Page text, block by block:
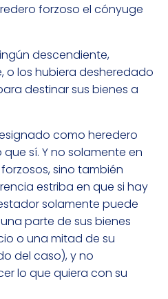
forzoso el cónyuge
descendiente,
o los hubiera desheredado
destinar sus bienes a
como heredero
sí. Y no solamente en
sino también
estriba en que si hay
solamente puede
parte de sus bienes
o una mitad de su
del caso), y no
lo que quiera con su